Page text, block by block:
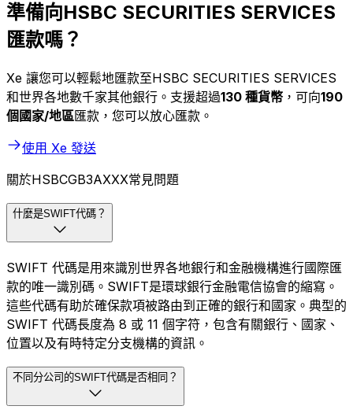
準備向HSBC SECURITIES SERVICES
匯款嗎？
Xe 讓您可以輕鬆地匯款至HSBC SECURITIES SERVICES
和世界各地數千家其他銀行。支援超過130 種貨幣 ，可向190
個國家/地區匯款，您可以放心匯款。
使用 Xe 發送
關於HSBCGB3AXXX常見問題
什麼是SWIFT代碼？
SWIFT 代碼是用來識別世界各地銀行和金融機構進行國際匯
款的唯一識別碼。SWIFT是環球銀行金融電信協會的縮寫。
這些代碼有助於確保款項被路由到正確的銀行和國家。典型的
SWIFT 代碼長度為 8 或 11 個字符，包含有關銀行、國家、
位置以及有時特定分支機構的資訊。
不同分公司的SWIFT代碼是否相同？